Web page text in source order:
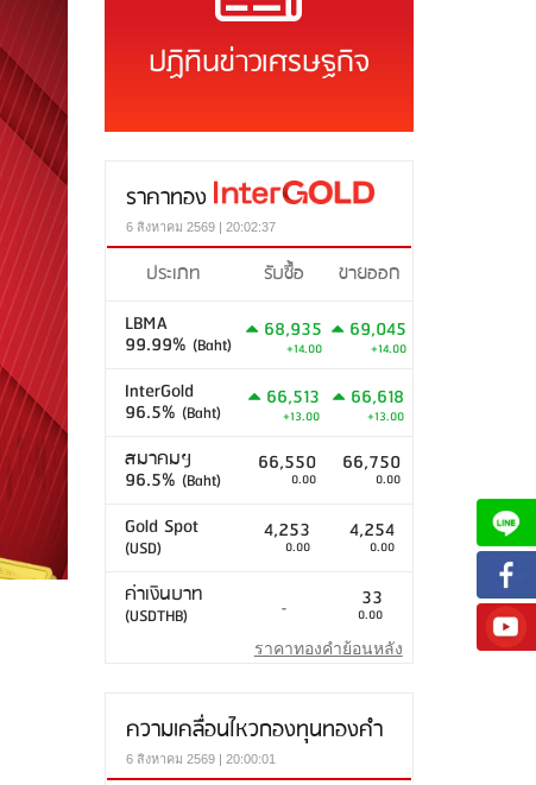
ปฏิทินข่าวเศรษฐกิจ
ราคาทอง
6 สิงหาคม 2569 | 20:02:37
ประเภท รับซื้อ
ขายออก
LBMA
99.99% (Baht)
68,935
+14.00
69,045
+14.00
InterGold
96.5% (Baht)
66,513
+13.00
66,618
+13.00
สมาคมฯ
96.5% (Baht)
66,550
0.00
66,750
0.00
Gold Spot
(USD)
4,253
0.00
4,254
0.00
ค่าเงินบาท
(USDTHB) - 33
0.00
ราคาทองคำย้อนหลัง
ความเคลื่อนไหวกองทุนทองคำ
6 สิงหาคม 2569 | 20:00:01